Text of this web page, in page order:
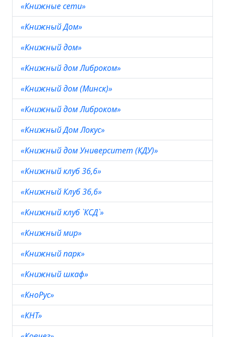
«Книжные сети»
«Книжный Дом»
«Книжный дом»
«Книжный дом Либроком»
«Книжный дом (Минск)»
«Книжный дом Либроком»
«Книжный Дом Локус»
«Книжный дом Университет (КДУ)»
«Книжный клуб 36,6»
«Книжный Клуб 36,6»
«Книжный клуб `КСД`»
«Книжный мир»
«Книжный парк»
«Книжный шкаф»
«КноРус»
«КНТ»